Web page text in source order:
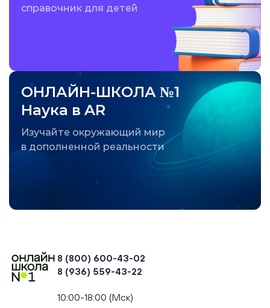
справочник для детей
ОНЛАЙН-ШКОЛА №1
Наука в AR
Изучайте окружающий мир
в дополненной реальности
8 (800) 600-43-02
8 (936) 559-43-22
10:00-18:00 (Мск)